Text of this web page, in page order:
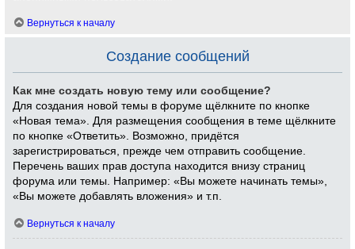
Вернуться к началу
Создание сообщений
Как мне создать новую тему или сообщение?
Для создания новой темы в форуме щёлкните по кнопке
«Новая тема». Для размещения сообщения в теме щёлкните
по кнопке «Ответить». Возможно, придётся
зарегистрироваться, прежде чем отправить сообщение.
Перечень ваших прав доступа находится внизу страниц
форума или темы. Например: «Вы можете начинать темы»,
«Вы можете добавлять вложения» и т.п.
Вернуться к началу